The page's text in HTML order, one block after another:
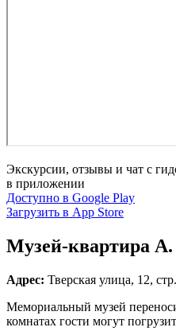
Экскурсии, отзывы и чат с
в приложении
Доступно в Google Play
Загрузить в App Store
Музей‑квартира
Адрес: Тверская улица, 12,
Мемориальный музей
комнатах гости могут